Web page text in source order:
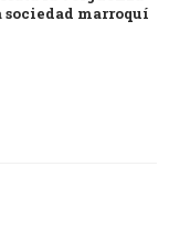
marroquí